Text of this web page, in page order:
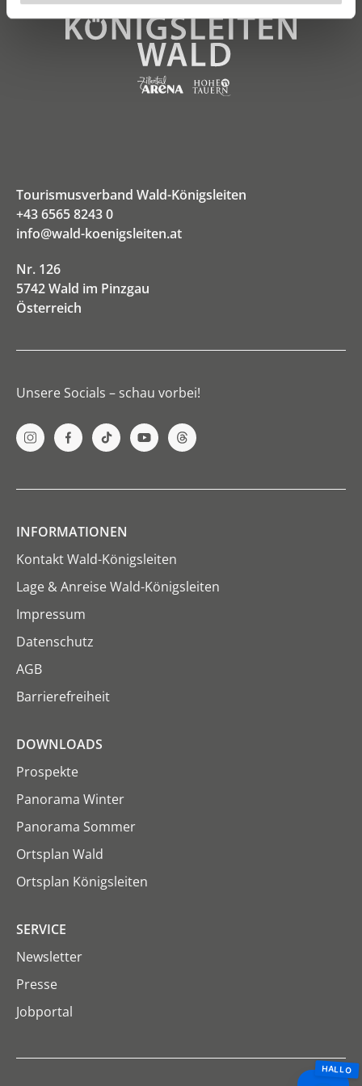
Tourismusverband Wald-Königsleiten
+43 6565 8243 0
info@wald-koenigsleiten.at
Nr. 126
5742 Wald im Pinzgau
Österreich
Unsere Socials – schau vorbei!
INFORMATIONEN
Kontakt Wald-Königsleiten
Lage & Anreise Wald-Königsleiten
Impressum
Datenschutz
AGB
Barrierefreiheit
DOWNLOADS
Prospekte
Panorama Winter
Panorama Sommer
Ortsplan Wald
Ortsplan Königsleiten
SERVICE
Newsletter
Presse
Jobportal